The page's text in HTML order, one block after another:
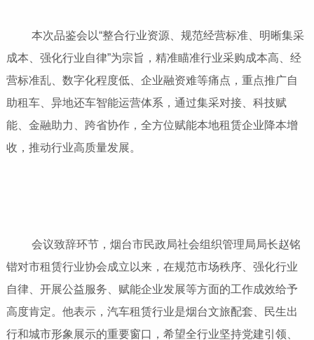
本次品鉴会以“整合行业资源、规范经营标准、明晰集采
成本、强化行业自律”为宗旨，精准瞄准行业采购成本高、经
营标准乱、数字化程度低、企业融资难等痛点，重点推广自
助租车、异地还车智能运营体系，通过集采对接、科技赋
能、金融助力、跨省协作，全方位赋能本地租赁企业降本增
收，推动行业高质量发展。
会议致辞环节，烟台市民政局社会组织管理局局长赵铭
锴对市租赁行业协会成立以来，在规范市场秩序、强化行业
自律、开展公益服务、赋能企业发展等方面的工作成效给予
高度肯定。他表示，汽车租赁行业是烟台文旅配套、民生出
行和城市形象展示的重要窗口，希望全行业坚持党建引领、